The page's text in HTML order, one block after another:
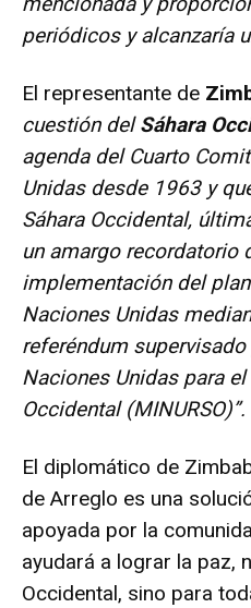
periódicos y alcanzaría
El representante de
cuestión delSáhara
agenda del Cuarto
Unidas desde 1963 y
Sáhara Occidental,
un amargo recordatorio
implementación del
Naciones Unidas
referéndum
Naciones Unidas para
Occidental (MINURSO)”.
El diplomático de
de Arreglo es una
apoyada por la
ayudará a lograr la paz,
Occidental, sino para